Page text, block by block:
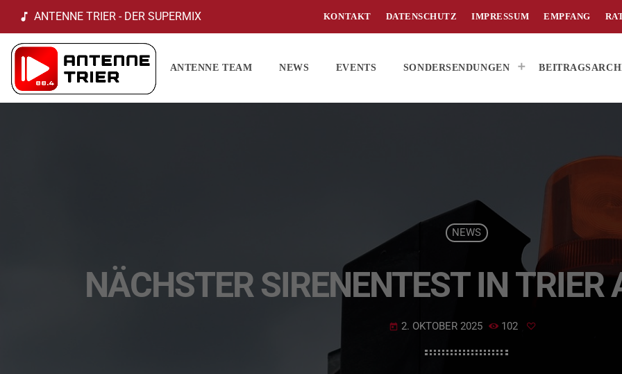
music_note ANTENNE TRIER - DER SUPERMIX KONTAKT DATENSCHUTZ IMPRESSUM EMPFANG
ANTENNE TEAM NEWS EVENTS SONDERSENDUNGEN
NEWS
NÄCHSTER SIRENENTEST IN TRIER
today 2. OKTOBER 2025 102